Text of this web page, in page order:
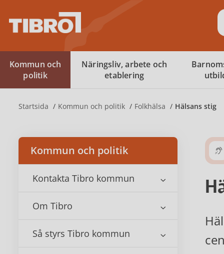
Kommun och
politik
Näringsliv, arbete och
etablering
Startsida Kommun och politik Folkhälsa Hälsans stig
Kommun och politik
Kontakta Tibro kommun
Om Tibro
Så styrs Tibro kommun